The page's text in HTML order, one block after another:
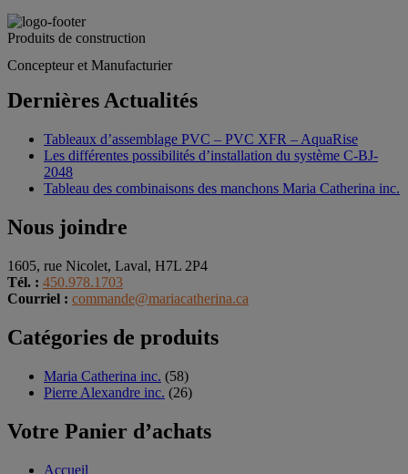
Produits de construction
Concepteur et Manufacturier
Dernières Actualités
Tableaux d’assemblage PVC – PVC XFR – AquaRise
Les différentes possibilités d’installation du système C-BJ-
2048
Tableau des combinaisons des manchons Maria Catherina inc.
Nous joindre
1605, rue Nicolet, Laval, H7L 2P4
Tél. : 450.978.1703
Courriel : commande@mariacatherina.ca
Catégories de produits
Maria Catherina inc. (58)
Pierre Alexandre inc. (26)
Votre Panier d’achats
Accueil